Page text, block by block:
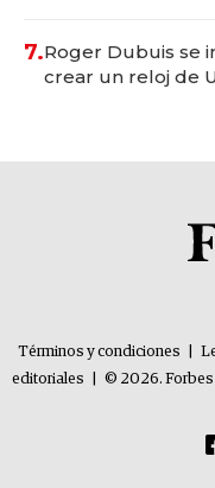
7.Roger Dubuis se
crear un reloj de
Términos y condiciones
editoriales
© 2026. Forbes